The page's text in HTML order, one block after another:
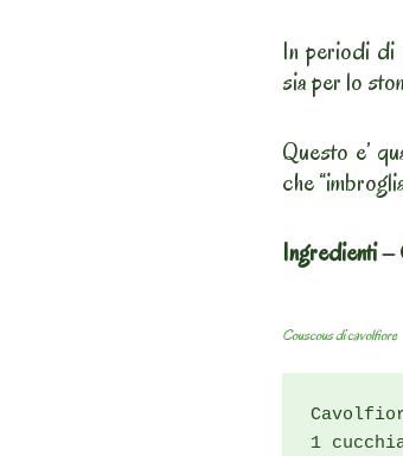
In periodi di
sia per lo
Questo e’
che
Ingredienti
Couscous di cavolfiore
1